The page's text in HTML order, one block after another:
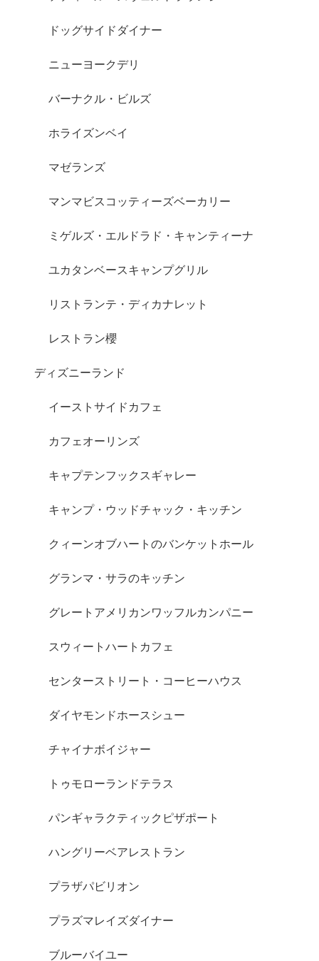
ドッグサイドダイナー
ニューヨークデリ
バーナクル・ビルズ
ホライズンベイ
マゼランズ
マンマビスコッティーズベーカリー
ミゲルズ・エルドラド・キャンティーナ
ユカタンベースキャンプグリル
リストランテ・ディカナレット
レストラン櫻
ディズニーランド
イーストサイドカフェ
カフェオーリンズ
キャプテンフックスギャレー
キャンプ・ウッドチャック・キッチン
クィーンオブハートのバンケットホール
グランマ・サラのキッチン
グレートアメリカンワッフルカンパニー
スウィートハートカフェ
センターストリート・コーヒーハウス
ダイヤモンドホースシュー
チャイナボイジャー
トゥモローランドテラス
パンギャラクティックピザポート
ハングリーベアレストラン
プラザパビリオン
プラズマレイズダイナー
ブルーバイユー